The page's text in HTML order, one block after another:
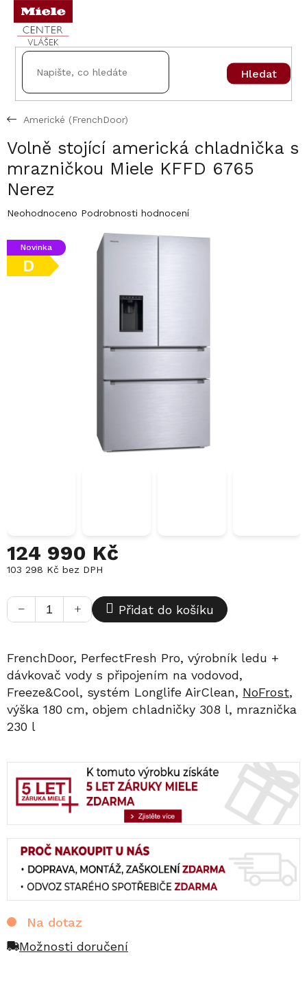
Přejít
obsah
Hledat
Americké (FrenchDoor)
Volně stojící americká chladnička s
mrazničkou Miele KFFD 6765
Nerez
Průměrné
produktu
z
Neohodnoceno Podrobnosti hodnocení
Novinka
D
124 990 Kč
103 298 Kč bez DPH
cena:
+
− Přidat do košíku
FrenchDoor, PerfectFresh Pro, výrobník ledu +
dávkovač vody s připojením na vodovod,
Freeze&Cool, systém Longlife AirClean, NoFrost,
výška 180 cm, objem chladničky 308 l, mraznička
230 l
Na dotaz
Možnosti doručení